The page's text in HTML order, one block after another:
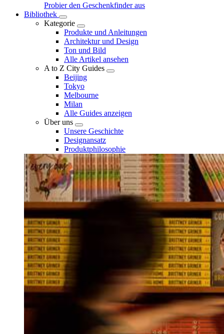
Probier den Geschenkfinder aus
Bibliothek
Kategorie
Produkte und Anleitungen
Architektur und Design
Ton und Bild
Alle Artikel ansehen
A to Z City Guides
Beijing
Tokyo
Melbourne
Milan
Alle Guides anzeigen
Über uns
Unsere Geschichte
Designansatz
Produktphilosophie